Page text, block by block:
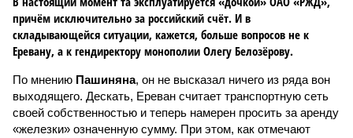
причём исключительно за российский счёт. И в
складывающейся ситуации, кажется, больше вопросов не к
Еревану, а к гендиректору монополии Олегу Белозёрову.
По мнению Пашиняна, он не высказал ничего из ряда вон
выходящего. Дескать, Ереван считает транспортную сеть
своей собственностью и теперь намерен просить за аренду
«железки» означенную сумму. При этом, как отмечают